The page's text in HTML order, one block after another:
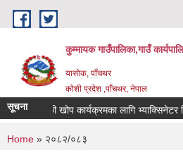
Skip to main content
कुम्मायक गाउँपालिका,गाउँ
यासोक, पाँचथर
कोशी प्रदेश ,पाँचथर, नेपाल
सूचनापशुपन्छी खोप कार्यक्रमका लागि भ्याक्सिनेटर
You are here
Home » २०८२/०८३